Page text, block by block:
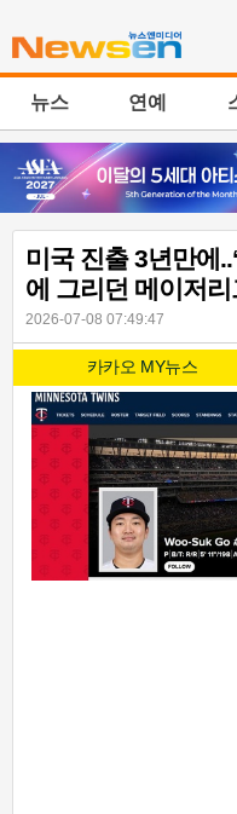
뉴스 연예
미국 진출 3년만에
에 그리던 메이저
2026-07-08 07:49:47
카카오 MY뉴스